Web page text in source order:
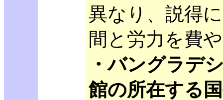
異なり、説得
間と労力を費
・バングラデ
館の所在する